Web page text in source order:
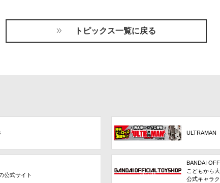
トピックス一覧に戻る
ULTRAMAN
公式サイト
BANDAI
こどもから
公式キャラ